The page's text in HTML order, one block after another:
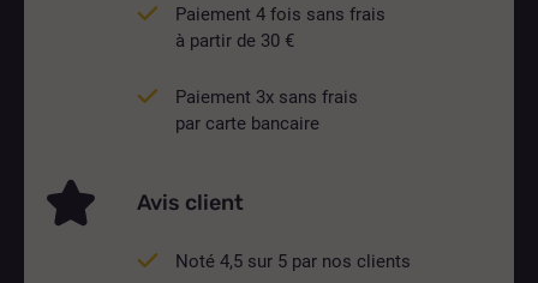
Paiement 4 fois sans frais
à partir de 30 €
Paiement 3x sans frais
par carte bancaire
Avis client
Noté 4,5 sur 5 par nos clients